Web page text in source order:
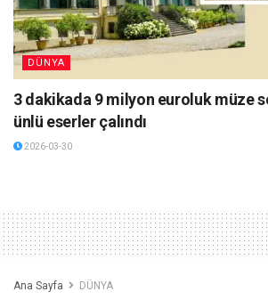
DÜNYA
3 dakikada 9 milyon euroluk müze
ünlü eserler çalındı
2026-03-30
Ana Sayfa DÜNYA